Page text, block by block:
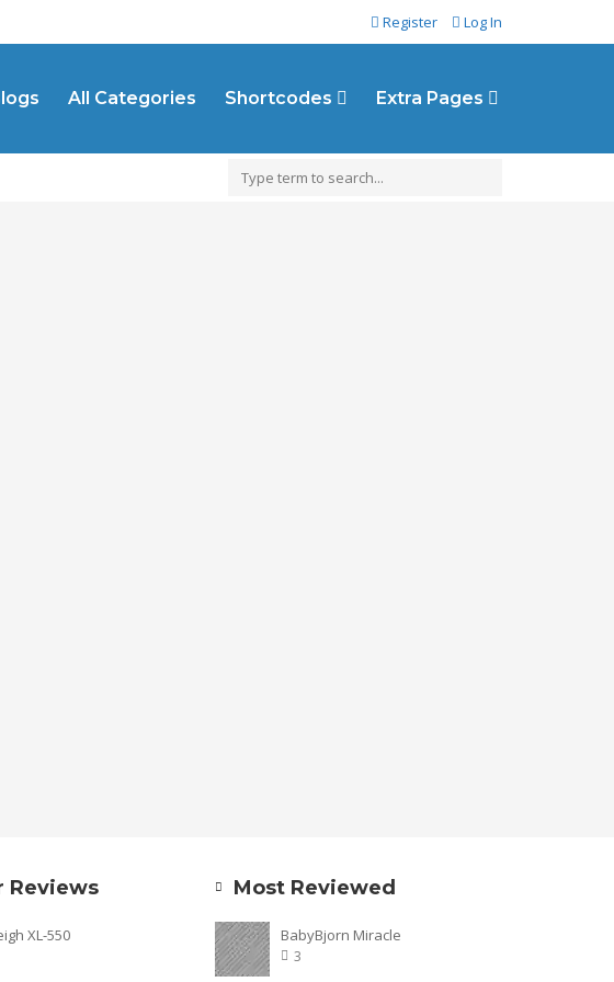
Register Log In
All Categories Shortcodes Extra Pages
Reviews
XL-550
Most Reviewed
BabyBjorn Miracle
3